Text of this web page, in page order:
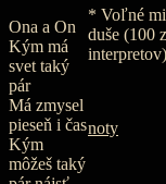
Ona a On
Kým má
svet taký
pár
Má zmysel
pieseň i čas
Kým
môžeš taký
* Voľné
duše (100
noty